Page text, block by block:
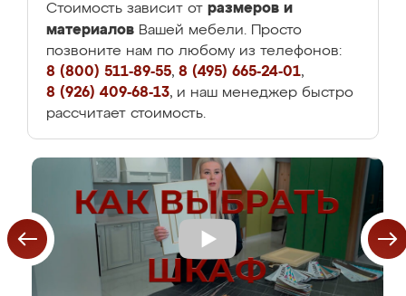
Стоимость зависит от размеров и
материалов Вашей мебели. Просто
позвоните нам по любому из телефонов:
8 (800) 511-89-55, 8 (495) 665-24-01,
8 (926) 409-68-13, и наш менеджер быстро
рассчитает стоимость.